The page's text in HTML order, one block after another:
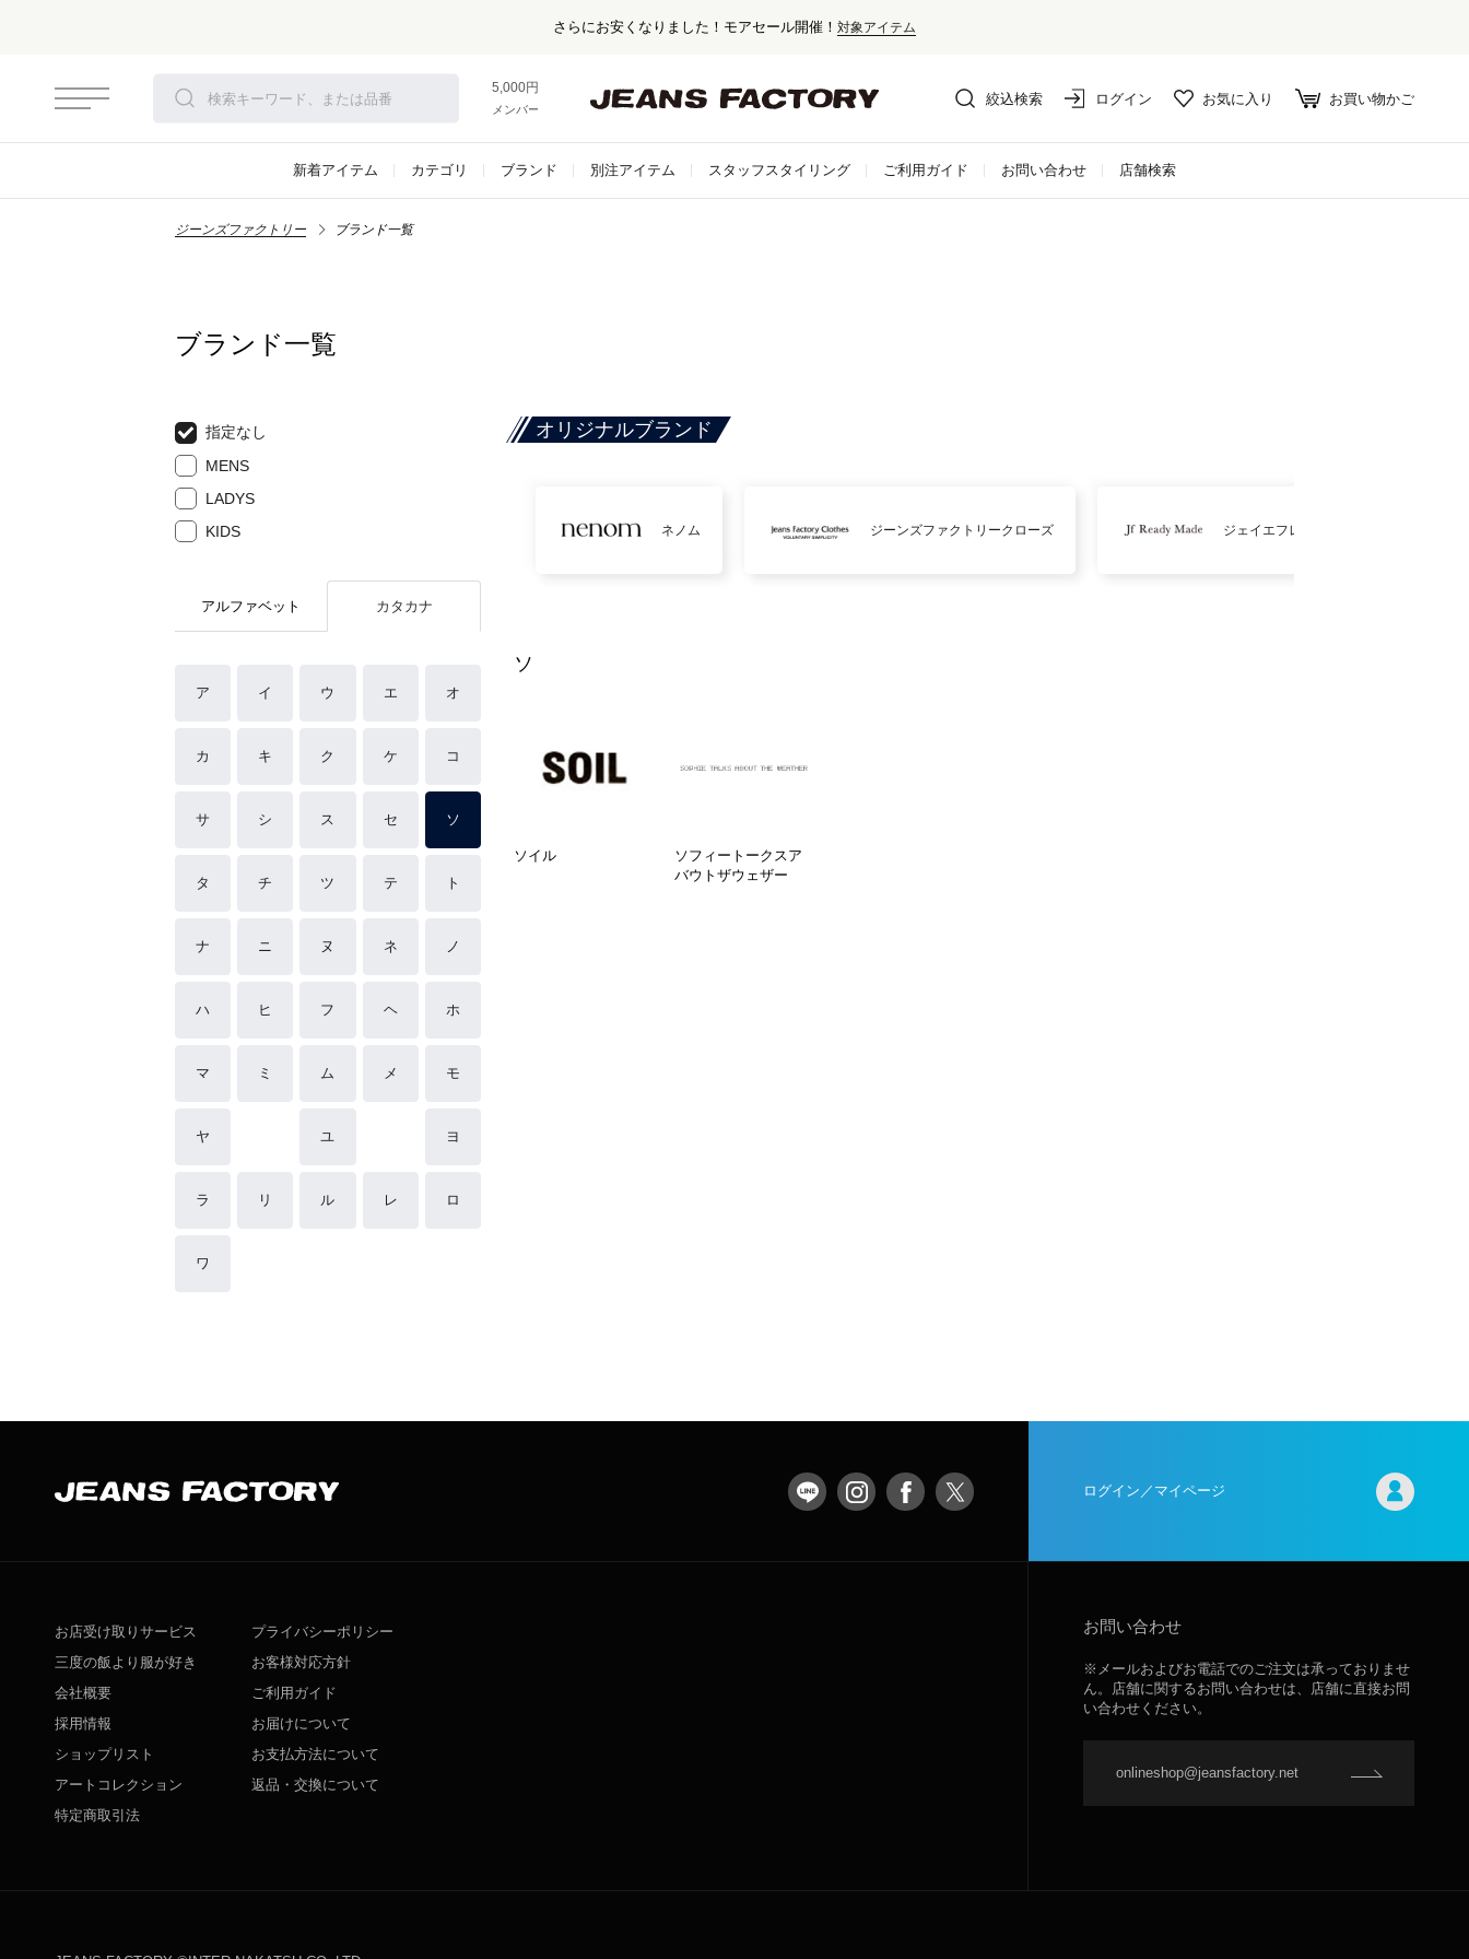
さらにお安くなりました！モアセール開催！ 対象アイテム
5,000円以上お買い上げで送料無料！
メンバー登録でお得な情報をゲット。さらに詳しく
絞込検索 ログイン お気に入り お買い物かご
新着アイテム カテゴリ ブランド 別注アイテム スタッフスタイリング ご利用ガイド お問い合わせ 店舗検索
ジーンズファクトリー ブランド一覧
ブランド一覧
指定なし
MENS
LADYS
KIDS
アルファベット カタカナ
ア イ ウ エ オ
カ キ ク ケ コ
サ シ ス セ ソ
タ チ ツ テ ト
ナ ニ ヌ ネ ノ
ハ ヒ フ ヘ ホ
マ ミ ム メ モ
ヤ ユ ヨ
ラ リ ル レ ロ
ワ
オリジナルブランド
ネノム ジーンズファクトリークローズ ジェイエフレディメイド
ソ
ソイル
ソフィートークスア
バウトザウェザー
ログイン／マイページ
お店受け取りサービス
三度の飯より服が好き
会社概要
採用情報
ショップリスト
アートコレクション
特定商取引法
プライバシーポリシー
お客様対応方針
ご利用ガイド
お届けについて
お支払方法について
返品・交換について
お問い合わせ
※メールおよびお電話でのご注文は承っておりませ
ん。店舗に関するお問い合わせは、店舗に直接お問
い合わせください。
onlineshop@jeansfactory.net